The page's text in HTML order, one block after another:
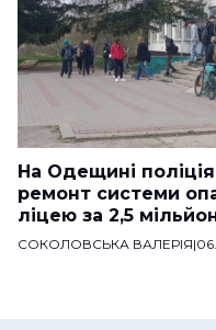
На Одещині
ремонт системи
ліцею за 2,5
СОКОЛОВСЬКА ВАЛЕРІЯ|